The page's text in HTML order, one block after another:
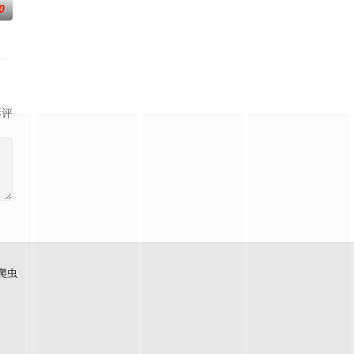
他震惊的是，游
星坠落的荒漠， 穿过现实的迷宫，欢迎光临“谷
频《斗罗大陆绝世唐门》动画正式启动！
评
虫